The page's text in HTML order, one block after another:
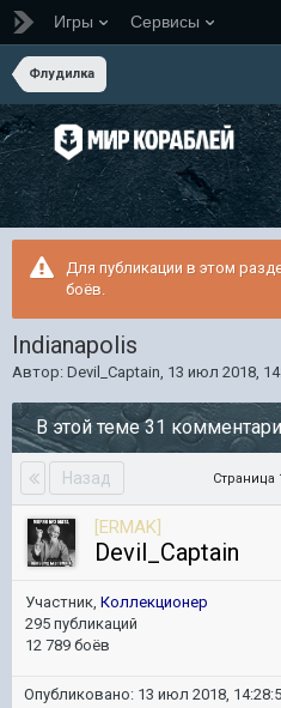
Игры Сервисы
Флудилка
Для публикации в этом
боёв.
Indianapolis
Автор: Devil_Captain, 13 июл 2018,
В этой теме 31
Назад Страница
[ERMAK]
Devil_Captain
Участник, Коллекционер
295 публикаций
12 789 боёв
Опубликовано: 13 июл 2018,